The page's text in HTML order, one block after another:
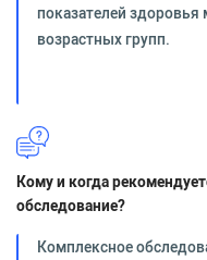
показателей
возрастных групп.
Кому и когда
обследование?
Комплексное